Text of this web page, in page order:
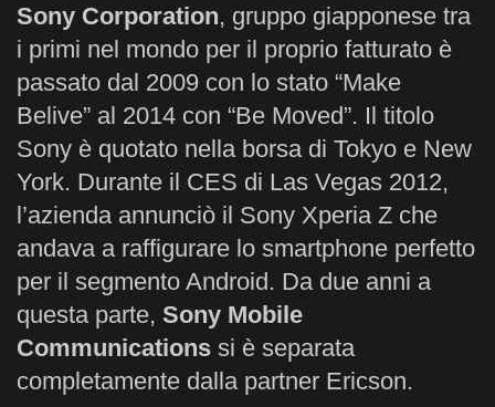
Sony Corporation, gruppo giapponese tra
i primi nel mondo per il proprio fatturato è
passato dal 2009 con lo stato “Make
Belive” al 2014 con “Be Moved”. Il titolo
Sony è quotato nella borsa di Tokyo e New
York. Durante il CES di Las Vegas 2012,
l’azienda annunciò il Sony Xperia Z che
andava a raffigurare lo smartphone perfetto
per il segmento Android. Da due anni a
questa parte, Sony Mobile
Communications si è separata
completamente dalla partner Ericson.